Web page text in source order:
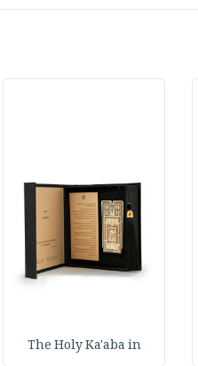
The Holy Ka'aba in